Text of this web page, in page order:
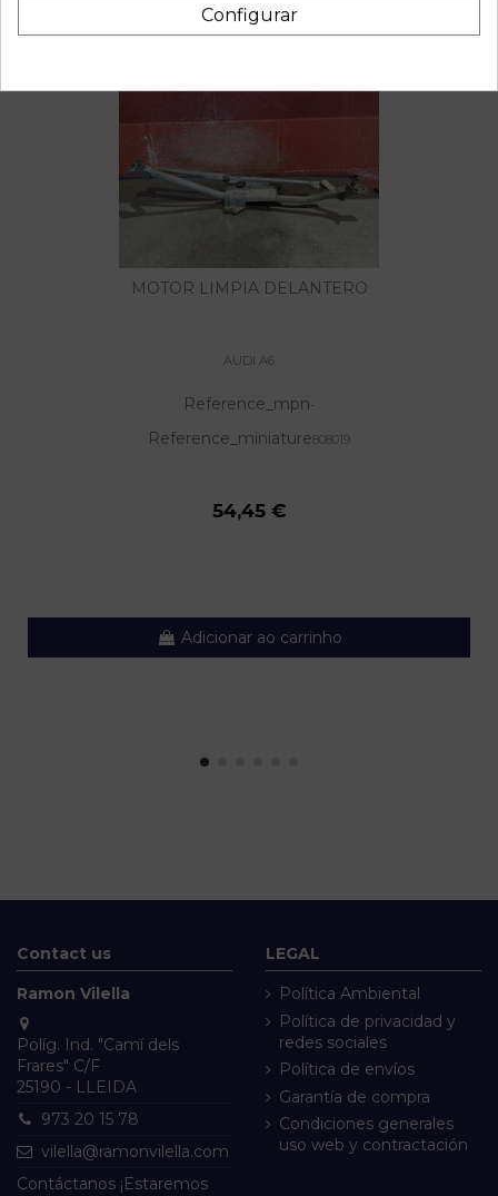
Também poderá gostar
MOTOR LIMPIA DELANTERO
AUDI A6
Reference_mpn-
Reference_miniature808019
54,45 €
Adicionar ao carrinho
Contact us
Ramon Vilella
Políg. Ind. "Camí dels
Frares" C/F
25190 - LLEIDA
973 20 15 78
vilella@ramonvilella.com
Contáctanos ¡Estaremos
LEGAL
Política Ambiental
Política de privacidad y
redes sociales
Política de envíos
Garantía de compra
Condiciones generales
uso web y contractación
Configurar